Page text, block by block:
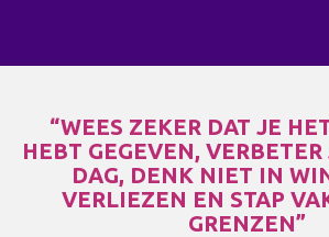
“WEES ZEKER DAT JE
HEBT GEGEVEN,
DAG, DENK NIET IN
VERLIEZEN EN STAP
GRENZEN”